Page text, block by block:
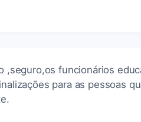
,seguro,os funcionários
para as pessoas